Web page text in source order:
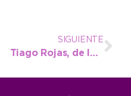
SIGUIENTE
Tiago Rojas, de la Escuela Municipal a la exigente preparación en la altura de Salta